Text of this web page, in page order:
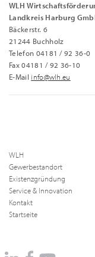
WLH
Landkreis Harburg
Bäckerstr. 6
21244 Buchholz
Telefon 04181 / 92 36-0
Fax 04181 / 92 36-10
E-Mail info@wlh.eu
WLH
Gewerbestandort
Existenzgründung
Service & Innovation
Kontakt
Startseite